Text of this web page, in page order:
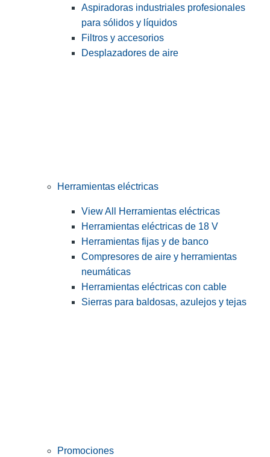
Aspiradoras industriales profesionales
para sólidos y líquidos
Filtros y accesorios
Desplazadores de aire
Herramientas eléctricas
View All Herramientas eléctricas
Herramientas eléctricas de 18 V
Herramientas fijas y de banco
Compresores de aire y herramientas
neumáticas
Herramientas eléctricas con cable
Sierras para baldosas, azulejos y tejas
Promociones